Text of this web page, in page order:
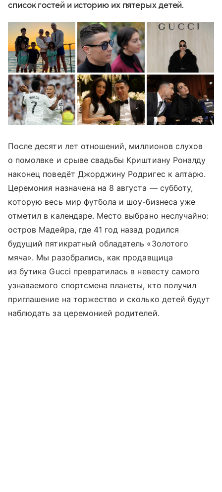
список гостей и историю их пятерых детей.
После десяти лет отношений, миллионов слухов
о помолвке и срыве свадьбы Криштиану Роналду
наконец поведёт Джорджину Родригес к алтарю.
Церемония назначена на 8 августа — субботу,
которую весь мир футбола и шоу-бизнеса уже
отметил в календаре. Место выбрано неслучайно:
остров Мадейра, где 41 год назад родился
будущий пятикратный обладатель «Золотого
мяча». Мы разобрались, как продавщица
из бутика Gucci превратилась в невесту самого
узнаваемого спортсмена планеты, кто получил
приглашение на торжество и сколько детей будут
наблюдать за церемонией родителей.